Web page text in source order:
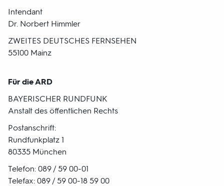
Intendant
Dr. Norbert Himmler
ZWEITES DEUTSCHES FERNSEHEN
55100 Mainz
Für die ARD
BAYERISCHER RUNDFUNK
Anstalt des öffentlichen Rechts
Postanschrift:
Rundfunkplatz 1
80335 München
Telefon: 089 / 59 00-01
Telefax: 089 / 59 00-18 59 00